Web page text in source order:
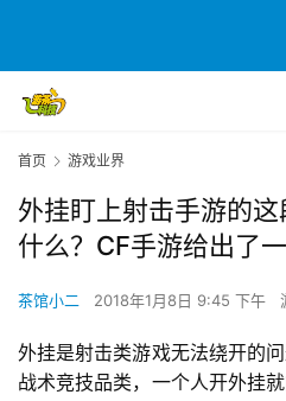
首页 游戏业界
外挂盯上射击手游的
什么？CF手游给出了
茶馆小二 2018年1月8日 9:45 下午
外挂是射击类游戏无法绕开的
战术竞技品类，一个人开外挂